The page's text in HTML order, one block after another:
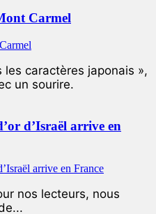
Carmel
caractères japonais »,
un sourire.
d’Israël arrive en
nos lecteurs, nous